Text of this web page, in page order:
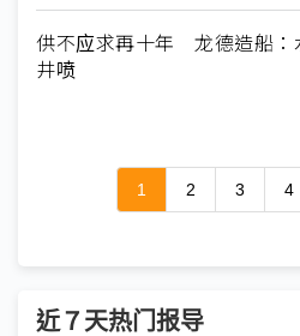
供不应求再十年 龙德造船：
井喷
1 2 3 4
近７天热门报导